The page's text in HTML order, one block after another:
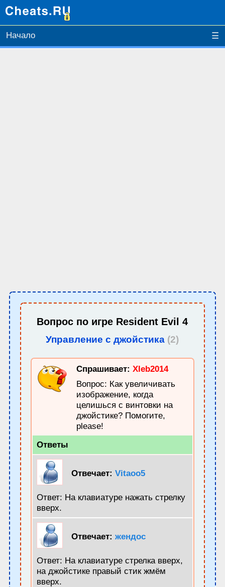
Начало ☰
Вопрос по игре Resident Evil 4
Управление с джойстика (2)
Спрашивает: Xleb2014
Вопрос: Как увеличивать
изображение, когда
целишься с винтовки на
джойстике? Помогите,
please!
Ответы
Отвечает: Vitaoo5
Ответ: На клавиатуре нажать стрелку
вверх.
Отвечает: жендос
Ответ: На клавиатуре стрелка вверх,
на джойстике правый стик жмём
вверх.